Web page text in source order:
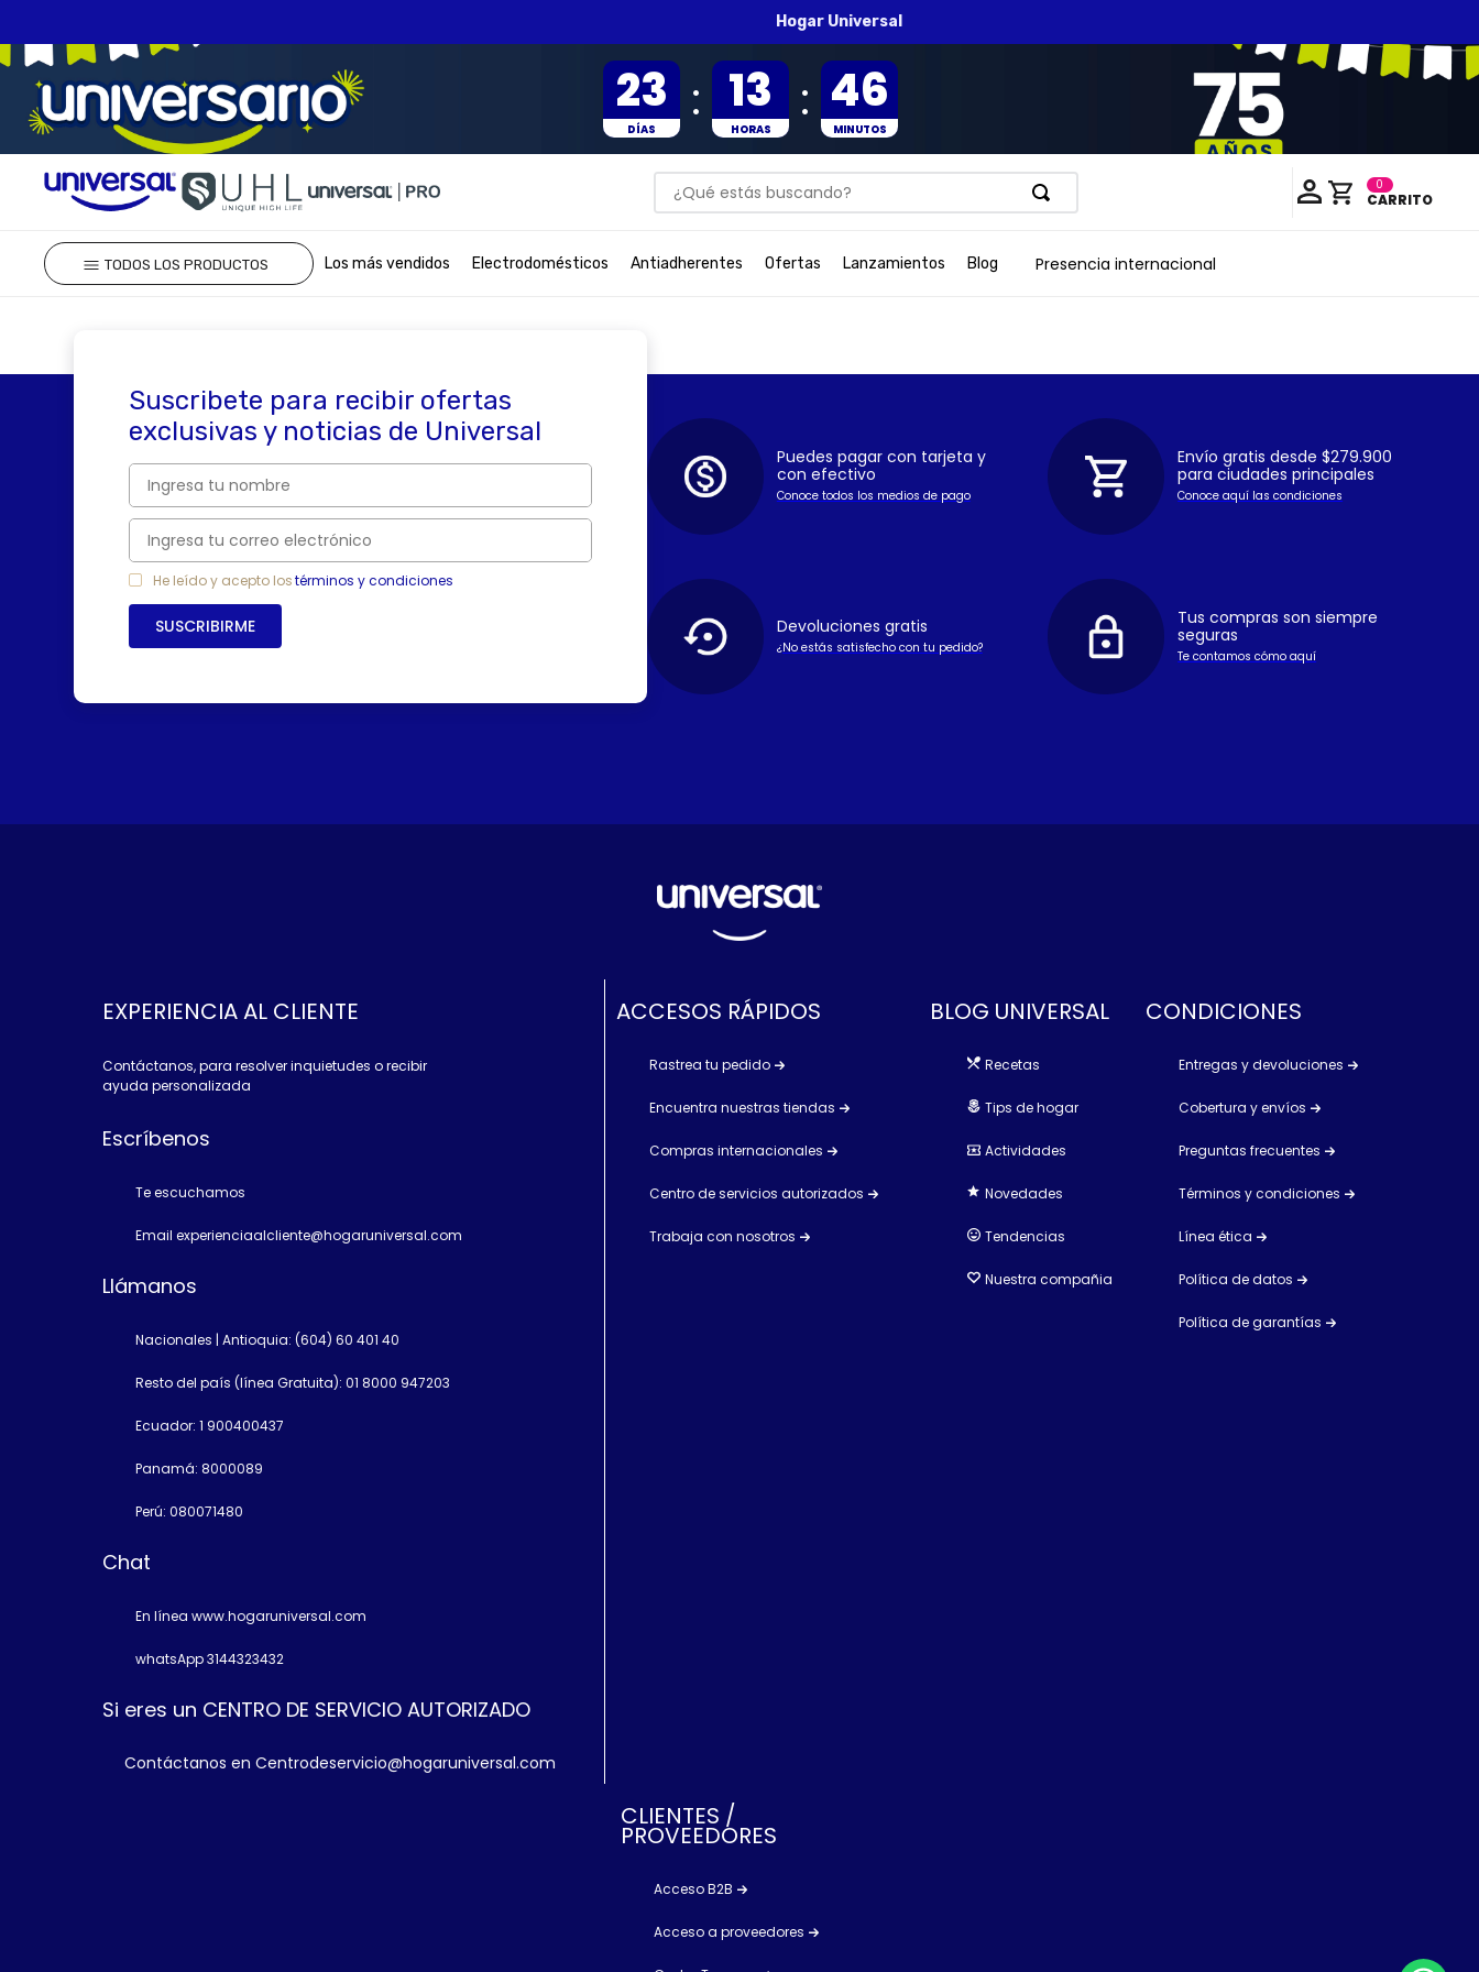
Hogar Universal
23
DÍAS : 13
HORAS : 46
MINUTOS
¿Qué estás buscando? 0
TODOS LOS PRODUCTOS Los más vendidos Electrodomésticos Antiadherentes Ofertas Lanzamientos Blog Presencia internacional
Suscribete para recibir ofertas
exclusivas y noticias de Universal
He leído y acepto lostérminos y condiciones
SUSCRIBIRME
Puedes pagar con tarjeta y
con efectivo
Conoce todos los medios de pago
Envío gratis desde $279.900
para ciudades principales
Conoce aquí las condiciones
Devoluciones gratis
¿No estás satisfecho con tu pedido?
Tus compras son siempre
seguras
Te contamos cómo aquí
EXPERIENCIA AL CLIENTE
Contáctanos, para resolver inquietudes o recibir
ayuda personalizada
Escríbenos
Te escuchamos
Email experienciaalcliente@hogaruniversal.com
Llámanos
Nacionales | Antioquia: (604) 60 401 40
Resto del país (línea Gratuita): 01 8000 947203
Ecuador: 1 900400437
Panamá: 8000089
Perú: 080071480
Chat
En línea www.hogaruniversal.com
whatsApp 3144323432
Si eres un CENTRO DE SERVICIO AUTORIZADO
Contáctanos en Centrodeservicio@hogaruniversal.com
ACCESOS RÁPIDOS
Rastrea tu pedido
Encuentra nuestras tiendas
Compras internacionales
Centro de servicios autorizados
Trabaja con nosotros
BLOG UNIVERSAL
Recetas
Tips de hogar
Actividades
Novedades
Tendencias
Nuestra compañia
CONDICIONES
Entregas y devoluciones
Cobertura y envíos
Preguntas frecuentes
Términos y condiciones
Línea ética
Política de datos
Política de garantías
CLIENTES /
PROVEEDORES
Acceso B2B
Acceso a proveedores
1.
olla presion
5 .
licuadora
6.
ollas
8.
9.
caldero